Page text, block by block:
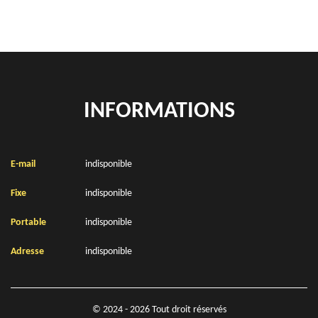
INFORMATIONS
E-mail indisponible
Fixe indisponible
Portable indisponible
Adresse indisponible
© 2024 - 2026 Tout droit réservés